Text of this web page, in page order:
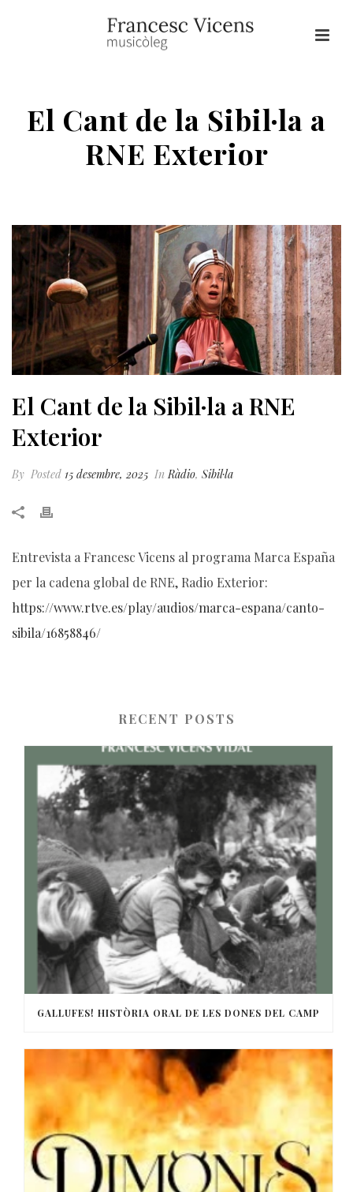
El Cant de la Sibil·la a
RNE Exterior
El Cant de la Sibil·la a RNE
Exterior
By Posted 15 desembre, 2025 In Ràdio, Sibil·la
Entrevista a Francesc Vicens al programa Marca España
per la cadena global de RNE, Radio Exterior:
https://www.rtve.es/play/audios/marca-espana/canto-
sibila/16858846/
RECENT POSTS
GALLUFES! HISTÒRIA ORAL DE LES DONES DEL CAMP